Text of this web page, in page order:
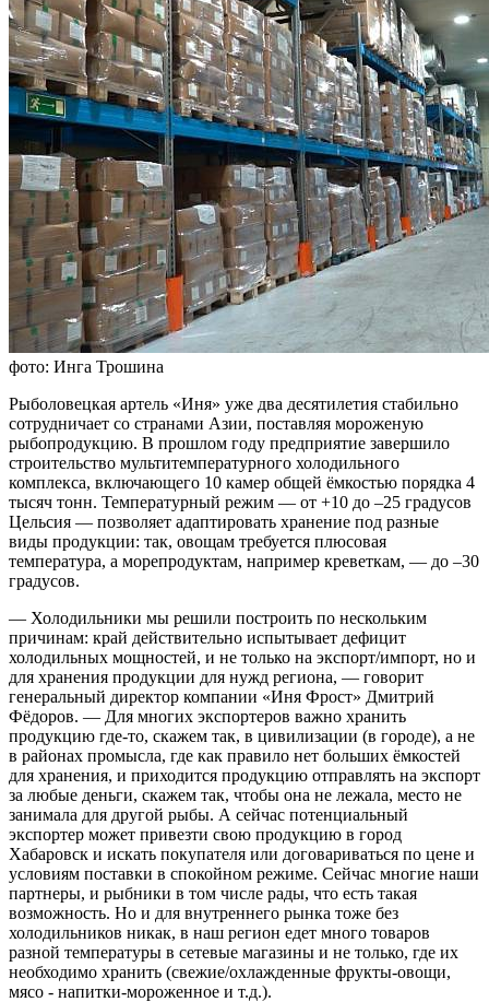
фото: Инга Трошина
Рыболовецкая артель «Иня» уже два десятилетия стабильно
сотрудничает со странами Азии, поставляя мороженую
рыбопродукцию. В прошлом году предприятие завершило
строительство мультитемпературного холодильного
комплекса, включающего 10 камер общей ёмкостью порядка 4
тысяч тонн. Температурный режим — от +10 до –25 градусов
Цельсия — позволяет адаптировать хранение под разные
виды продукции: так, овощам требуется плюсовая
температура, а морепродуктам, например креветкам, — до –30
градусов.
— Холодильники мы решили построить по нескольким
причинам: край действительно испытывает дефицит
холодильных мощностей, и не только на экспорт/импорт, но и
для хранения продукции для нужд региона, — говорит
генеральный директор компании «Иня Фрост» Дмитрий
Фёдоров. — Для многих экспортеров важно хранить
продукцию где-то, скажем так, в цивилизации (в городе), а не
в районах промысла, где как правило нет больших ёмкостей
для хранения, и приходится продукцию отправлять на экспорт
за любые деньги, скажем так, чтобы она не лежала, место не
занимала для другой рыбы. А сейчас потенциальный
экспортер может привезти свою продукцию в город
Хабаровск и искать покупателя или договариваться по цене и
условиям поставки в спокойном режиме. Сейчас многие наши
партнеры, и рыбники в том числе рады, что есть такая
возможность. Но и для внутреннего рынка тоже без
холодильников никак, в наш регион едет много товаров
разной температуры в сетевые магазины и не только, где их
необходимо хранить (свежие/охлажденные фрукты-овощи,
мясо - напитки-мороженное и т.д.).